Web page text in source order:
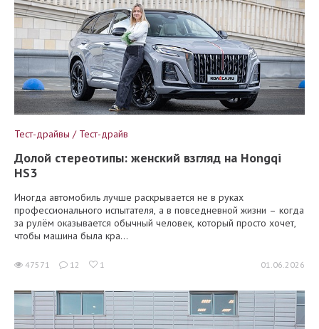
Тест-драйвы / Тест-драйв
Долой стереотипы: женский взгляд на Hongqi
HS3
Иногда автомобиль лучше раскрывается не в руках
профессионального испытателя, а в повседневной жизни – когда
за рулём оказывается обычный человек, который просто хочет,
чтобы машина была кра...
47571 12 1 01.06.2026